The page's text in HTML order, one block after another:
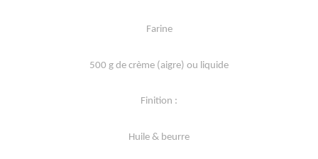
Farine
500 g de crème (aigre) ou liquide
Finition :
Huile & beurre